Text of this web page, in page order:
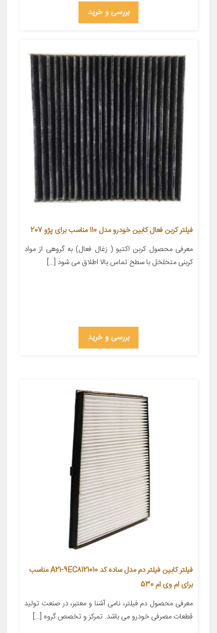
بررسی و خرید
فیلتر کربن فعال کابین خودرو مدل 110 مناسب برای پژو 207
معرفی محصول کربن اکتیو ( زغال فعال) به گروهی از مواد
کربنی متخلخل با سطح تماس بالا اطلاق می شود […]
بررسی و خرید
فیلتر کابین فیلتر دم مدل ساده کد A21-9EC8121010 مناسب
برای ام وی ام 530
معرفی محصول دم فیلتر، نامی آشنا و معتبر، در صنعت تولید
قطعات مصرفی خودرو می باشد. تمرکز و تخصص گروه […]